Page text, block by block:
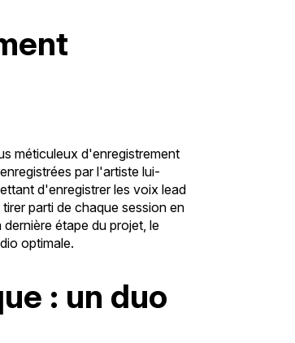
méticuleux d'enregistrement
par l'artiste lui-
d'enregistrer les voix lead
parti de chaque session en
étape du projet, le
optimale.
: un duo